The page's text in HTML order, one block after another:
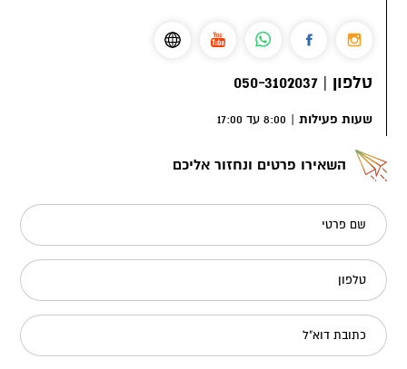
טלפון |
050-3102037
שעות פעילות | 8:00 עד 17:00
השאירו פרטים ונחזור אליכם
שם פרטי
טלפון
כתובת דוא"ל